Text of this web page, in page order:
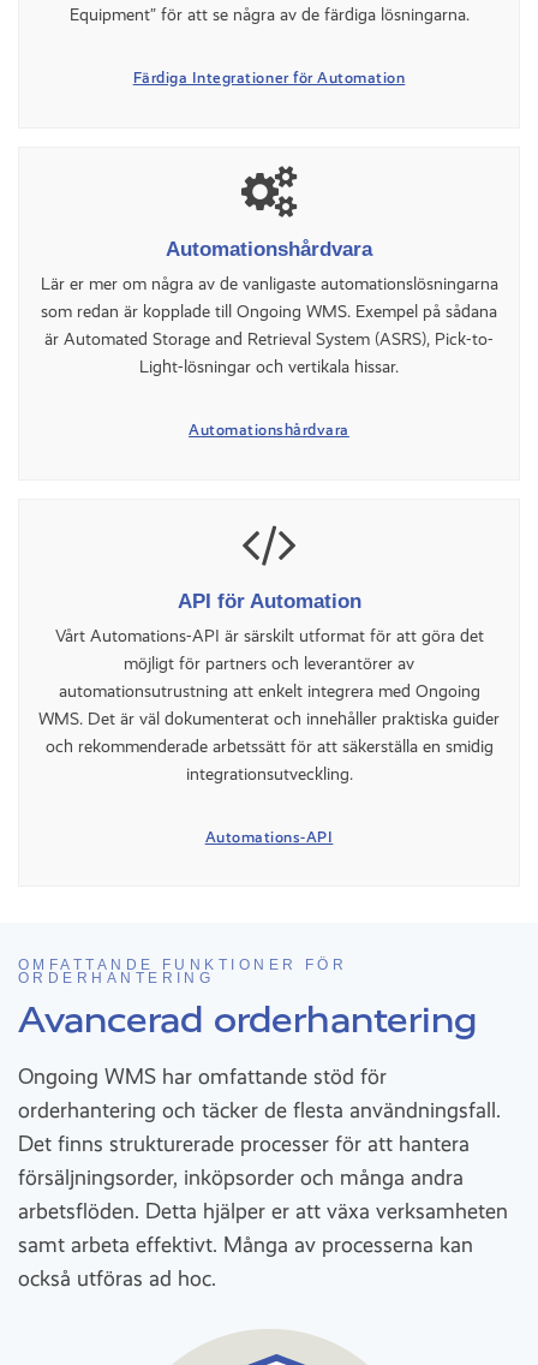
Equipment” för att se några av de färdiga lösningarna.
Färdiga Integrationer för Automation
Automationshårdvara
Lär er mer om några av de vanligaste automationslösningarna
som redan är kopplade till Ongoing WMS. Exempel på sådana
är Automated Storage and Retrieval System (ASRS), Pick-to-
Light-lösningar och vertikala hissar.
Automationshårdvara
API för Automation
Vårt Automations-API är särskilt utformat för att göra det
möjligt för partners och leverantörer av
automationsutrustning att enkelt integrera med Ongoing
WMS. Det är väl dokumenterat och innehåller praktiska guider
och rekommenderade arbetssätt för att säkerställa en smidig
integrationsutveckling.
Automations-API
OMFATTANDE FUNKTIONER FÖR
ORDERHANTERING
Avancerad orderhantering
Ongoing WMS har omfattande stöd för
orderhantering och täcker de flesta användningsfall.
Det finns strukturerade processer för att hantera
försäljningsorder, inköpsorder och många andra
arbetsflöden. Detta hjälper er att växa verksamheten
samt arbeta effektivt. Många av processerna kan
också utföras ad hoc.